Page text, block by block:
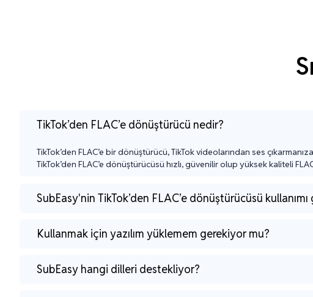
TikTok’den FLAC’e dönüştürücü nedir?
TikTok’den FLAC’e bir dönüştürücü, TikTok videolarından ses
TikTok’den FLAC’e dönüştürücüsü hızlı, güvenilir olup yüksek kaliteli
SubEasy'nin TikTok’den FLAC’e dönüştürücüsü
Kullanmak için yazılım yüklemem gerekiyor mu?
SubEasy hangi dilleri destekliyor?